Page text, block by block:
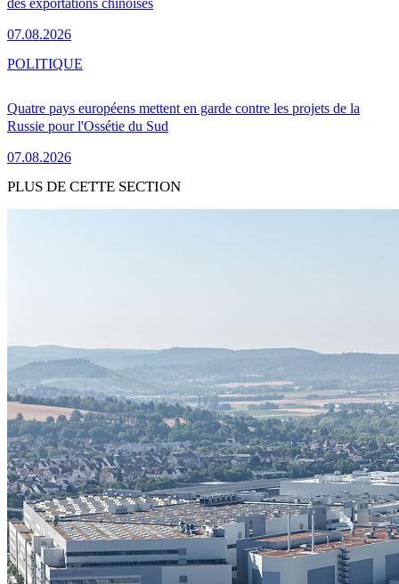
des exportations chinoises
07.08.2026
Quatre pays européens mettent en garde contre les projets de la
Russie pour l'Ossétie du Sud
07.08.2026
POLITIQUE
PLUS DE CETTE SECTION